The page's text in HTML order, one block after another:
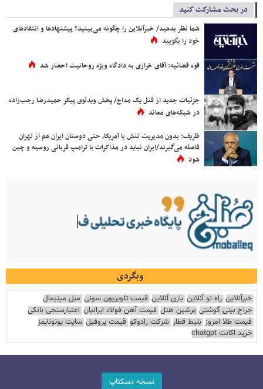
در بحث مشارکت کنید
شما نظر بدهید/ خبرآنلاین را چگونه می‌بینید؟ پیشنهادها و انتقادهای
خود را بگویید
قوه قضائیه: آقای خرازی به دادگاه ویژه روحانیت احضار شد
جزئیات جدید از قتل یک مداح/ پخش ویدئوی پیکر حمیدرضا رجب‌زاده
در شبکه‌های معاند
ظریف: بدون مدیریت تنش با آمریکا، حتی دوستان ایران هم از تهران
فاصله می‌گیرند/ایران نباید در مذاکرات با ترامپ قربانی روسیه و چین
شود
وبگردی
خبرآنلاین راه نو آنلاین بازی آنلاین قیمت تلویزیون سونی مبل مینیمال
جراح بینی گوشتی پرشین هتل قیمت آهن فولاد ایرانیان اعتبارسنجی بانکی
قیمت طلا امروز بلیط قطار شرکت رادوکو قیمت پروفیل سایت یوتوتایمز
خرید اکانت chatgpt
نسخه دسکتاپ